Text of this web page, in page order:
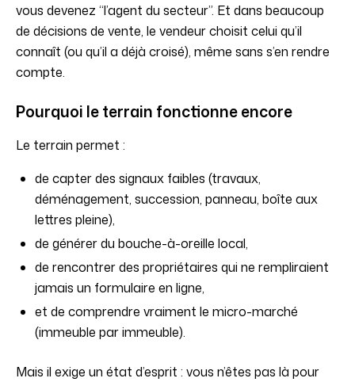
vous devenez “l’agent du secteur”. Et dans beaucoup
de décisions de vente, le vendeur choisit celui qu’il
connaît (ou qu’il a déjà croisé), même sans s’en rendre
compte.
Pourquoi le terrain fonctionne encore
Le terrain permet :
de capter des signaux faibles (travaux,
déménagement, succession, panneau, boîte aux
lettres pleine),
de générer du bouche-à-oreille local,
de rencontrer des propriétaires qui ne rempliraient
jamais un formulaire en ligne,
et de comprendre vraiment le micro-marché
(immeuble par immeuble).
Mais il exige un état d’esprit : vous n’êtes pas là pour